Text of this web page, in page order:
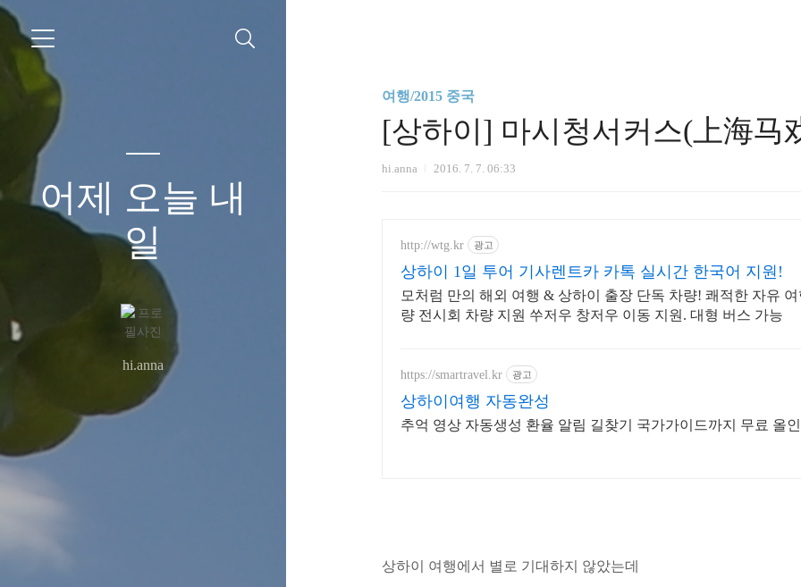
어제 오늘 내
일
hi.anna
여행/2015 중국
[상하이] 마시청서커스(上海马
hi.anna 2016. 7. 7. 06:33
http://wtg.kr 광고
상하이 1일 투어 기사렌트카 카톡 실시간 한국어 지원!
모처럼 만의 해외 여행 & 상하이 출장 단독 차량! 쾌적한 자유
량 전시회 차량 지원 쑤저우 창저우 이동 지원. 대형 버스 가능
https://smartravel.kr 광고
상하이여행 자동완성
추억 영상 자동생성 환율 알림 길찾기 국가가이드까지 무료 올
상하이 여행에서 별로 기대하지 않았는데